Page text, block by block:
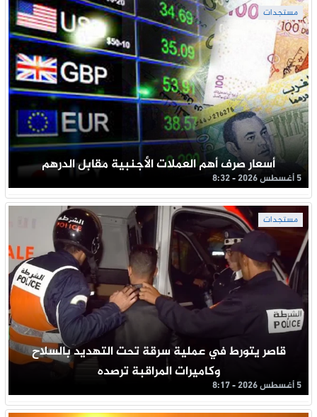
مستجدات
أسعار صرف أهم العملات الأجنبية مقابل الدرهم
5 أغسطس 2026 - 8:32
مستجدات
قاصر يتورط في عملية سرقة تحت التهديد بالسلاح
وكاميرات المراقبة ترصده
5 أغسطس 2026 - 8:17